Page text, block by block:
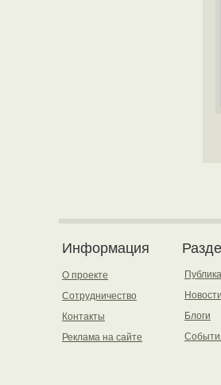
Информация
О проекте
Сотрудничество
Контакты
Реклама на сайте
Новости
Блоги